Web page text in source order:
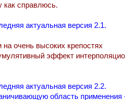
как справлюсь.
актуальная версия 2.1.
очень высоких крепостях
эффект
актуальная версия 2.2.
область